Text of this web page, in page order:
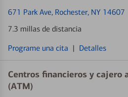
671 Park Ave, Rochester, NY 14607
7.3 millas de distancia
Programe una cita | Detalles
Centros financieros y cajero
(ATM)